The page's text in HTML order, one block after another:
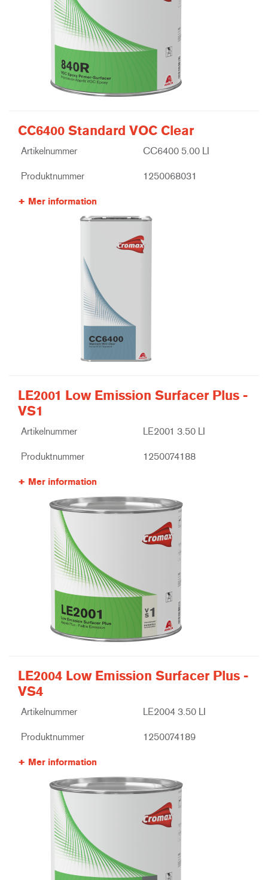
CC6400 Standard VOC Clear
Artikelnummer CC6400 5.00 LI
Produktnummer 1250068031
Mer information
LE2001 Low Emission Surfacer Plus -
VS1
Artikelnummer LE2001 3.50 LI
Produktnummer 1250074188
Mer information
LE2004 Low Emission Surfacer Plus -
VS4
Artikelnummer LE2004 3.50 LI
Produktnummer 1250074189
Mer information